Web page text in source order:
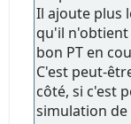
Il ajoute plus
qu'il n'obtient
bon PT en
C'est peut-
côté, si c'est
simulation de